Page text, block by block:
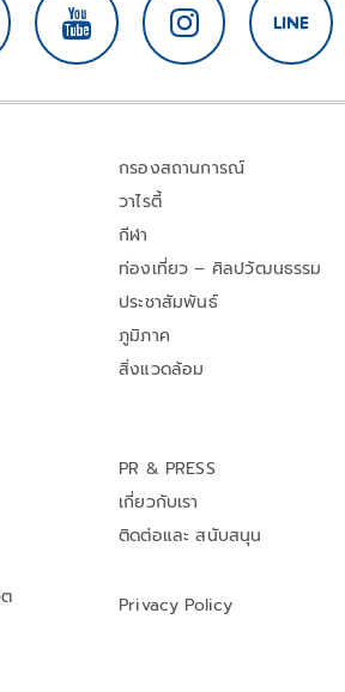
กรองสถานการณ์
วาไรตี้
กีฬา
ท่องเที่ยว – ศิลปวัฒนธรรม
ประชาสัมพันธ์
ภูมิภาค
สิ่งแวดล้อม
PR & PRESS
เกี่ยวกับเรา
ติดต่อและ สนับสนุน
Privacy Policy